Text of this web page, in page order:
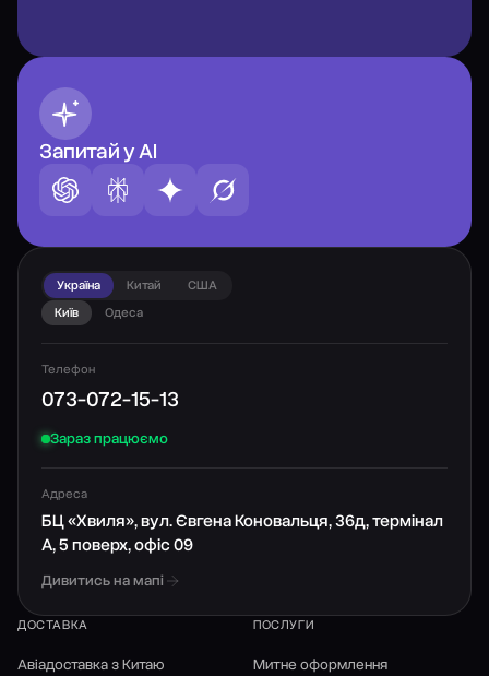
Запитай у AI
Україна Китай
США
Київ
Одеса
Телефон
073-072-15-13
Зараз працюємо
Адреса
БЦ «Хвиля», вул. Євгена Коновальця, 36д, термінал
А, 5 поверх, офіс 09
Дивитись на мапі
ДОСТАВКА
Авіадоставка з Китаю
ПОСЛУГИ
Митне оформлення